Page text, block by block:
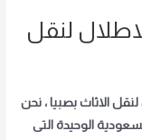
لنقل
الاثاث بصبيا ، نحن
الوحيدة التى